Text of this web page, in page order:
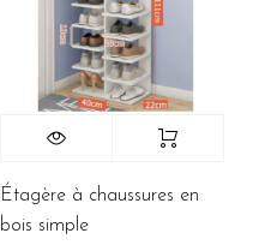
Étagère à chaussures en
bois simple